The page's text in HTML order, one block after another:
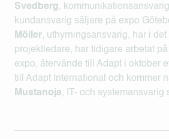
Svedberg,
kundansvarig säljare på expo
Möller, uthyrningsansvarig, har i
projektledare, har tidigare arbetat
expo, återvände till Adapt i oktober
till Adapt International och kommer
Mustanoja, IT- och systemansvarig